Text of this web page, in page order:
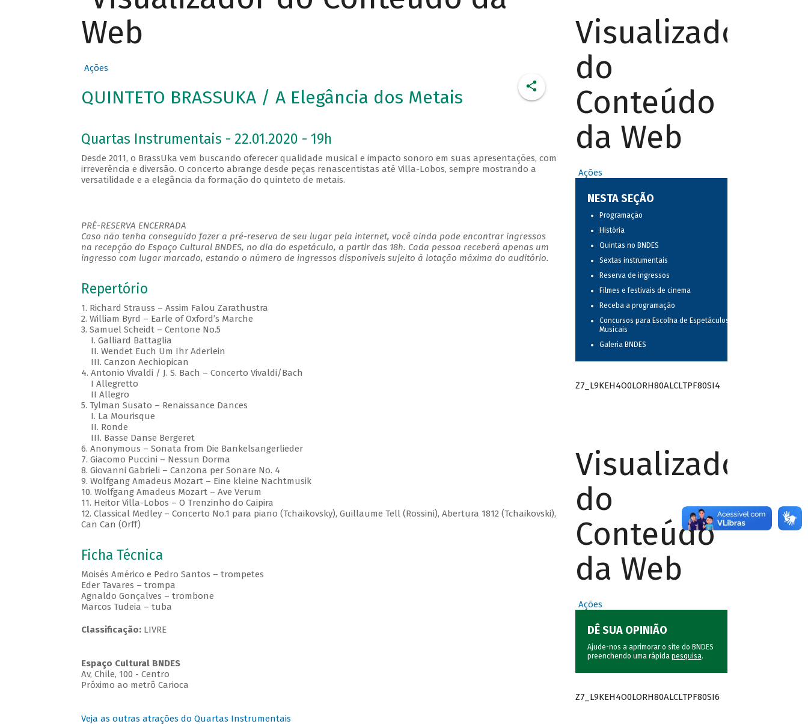
Web
Ações
QUINTETO BRASSUKA / A Elegância dos Metais
Quartas Instrumentais - 22.01.2020 - 19h
Desde 2011, o BrassUka vem buscando oferecer qualidade musical e impacto sonoro em suas apresentações, com
irreverência e diversão. O concerto abrange desde peças renascentistas até Villa-Lobos, sempre mostrando a
versatilidade e a elegância da formação do quinteto de metais.
PRÉ-RESERVA ENCERRADA
Caso não tenha conseguido fazer a pré-reserva de seu lugar pela internet, você ainda pode encontrar ingressos
na recepção do Espaço Cultural BNDES, no dia do espetáculo, a partir das 18h. Cada pessoa receberá apenas um
ingresso com lugar marcado, estando o número de ingressos disponíveis sujeito à lotação máxima do auditório.
Repertório
1. Richard Strauss – Assim Falou Zarathustra
2. William Byrd – Earle of Oxford’s Marche
3. Samuel Scheidt – Centone No.5
I. Galliard Battaglia
II. Wendet Euch Um Ihr Aderlein
III. Canzon Aechiopican
4. Antonio Vivaldi / J. S. Bach – Concerto Vivaldi/Bach
I Allegretto
II Allegro
5. Tylman Susato – Renaissance Dances
I. La Mourisque
II. Ronde
III. Basse Danse Bergeret
6. Anonymous – Sonata from Die Bankelsangerlieder
7. Giacomo Puccini – Nessun Dorma
8. Giovanni Gabrieli – Canzona per Sonare No. 4
9. Wolfgang Amadeus Mozart – Eine kleine Nachtmusik
10. Wolfgang Amadeus Mozart – Ave Verum
11. Heitor Villa-Lobos – O Trenzinho do Caipira
12. Classical Medley – Concerto No.1 para piano (Tchaikovsky), Guillaume Tell (Rossini), Abertura 1812 (Tchaikovski),
Can Can (Orff)
Ficha Técnica
Moisés Américo e Pedro Santos – trompetes
Eder Tavares – trompa
Agnaldo Gonçalves – trombone
Marcos Tudeia – tuba
Classificação: LIVRE
Espaço Cultural BNDES
Av, Chile, 100 - Centro
Próximo ao metrô Carioca
Veja as outras atrações do Quartas Instrumentais
Visualizador
do
Conteúdo
da Web
Ações
NESTA SEÇÃO
Programação
História
Quintas no BNDES
Sextas instrumentais
Reserva de ingressos
Filmes e festivais de cinema
Receba a programação
Concursos para Escolha de Espetáculos
Musicais
Galeria BNDES
Z7_L9KEH4O0LORH80ALCLTPF80SI4
Visualizador
do
Conteúdo
da Web
Ações
DÊ SUA OPINIÃO
Ajude-nos a aprimorar o site do BNDES
preenchendo uma rápida pesquisa.
Z7_L9KEH4O0LORH80ALCLTPF80SI6